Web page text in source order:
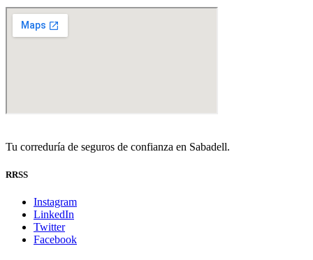
Tu correduría de seguros de confianza en Sabadell.
RRSS
Instagram
LinkedIn
Twitter
Facebook